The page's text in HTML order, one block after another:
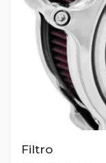
Filtro